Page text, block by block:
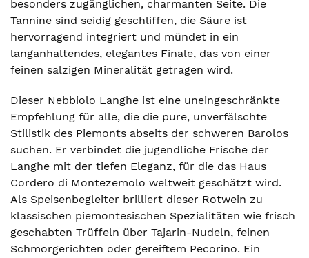
besonders zugänglichen, charmanten Seite. Die
Tannine sind seidig geschliffen, die Säure ist
hervorragend integriert und mündet in ein
langanhaltendes, elegantes Finale, das von einer
feinen salzigen Mineralität getragen wird.
Dieser Nebbiolo Langhe ist eine uneingeschränkte
Empfehlung für alle, die die pure, unverfälschte
Stilistik des Piemonts abseits der schweren Barolos
suchen. Er verbindet die jugendliche Frische der
Langhe mit der tiefen Eleganz, für die das Haus
Cordero di Montezemolo weltweit geschätzt wird.
Als Speisenbegleiter brilliert dieser Rotwein zu
klassischen piemontesischen Spezialitäten wie frisch
geschabten Trüffeln über Tajarin-Nudeln, feinen
Schmorgerichten oder gereiftem Pecorino. Ein